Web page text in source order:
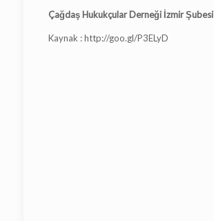
Çağdaş Hukukçular Derneği İzmir Şubesi
Kaynak : http://goo.gl/P3ELyD